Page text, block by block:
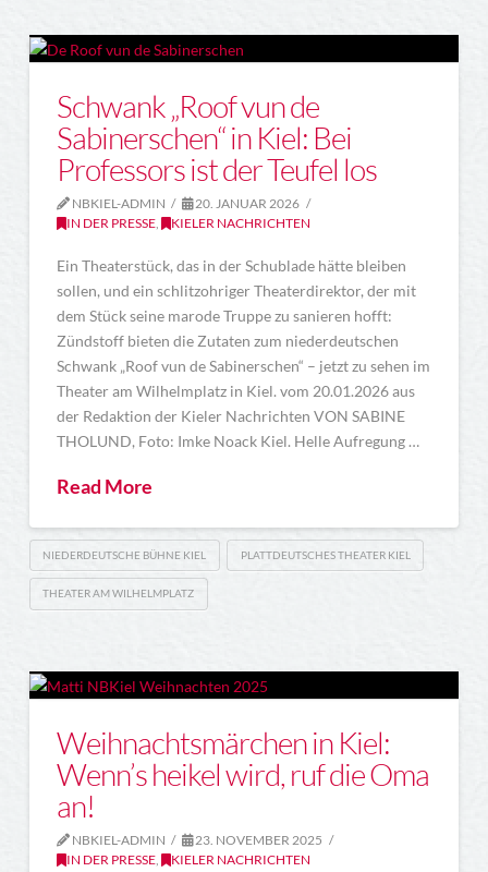
Schwank „Roof vun de
Sabinerschen“ in Kiel: Bei
Professors ist der Teufel los
NBKIEL-ADMIN
20. JANUAR 2026
IN DER PRESSE, KIELER NACHRICHTEN
Ein Theaterstück, das in der Schublade hätte bleiben
sollen, und ein schlitzohriger Theaterdirektor, der mit
dem Stück seine marode Truppe zu sanieren hofft:
Zündstoff bieten die Zutaten zum niederdeutschen
Schwank „Roof vun de Sabinerschen“ – jetzt zu sehen im
Theater am Wilhelmplatz in Kiel. vom 20.01.2026 aus
der Redaktion der Kieler Nachrichten VON SABINE
THOLUND, Foto: Imke Noack Kiel. Helle Aufregung …
Read More
NIEDERDEUTSCHE BÜHNE KIEL PLATTDEUTSCHES THEATER KIEL
THEATER AM WILHELMPLATZ
Weihnachtsmärchen in Kiel:
Wenn’s heikel wird, ruf die Oma
an!
NBKIEL-ADMIN
23. NOVEMBER 2025
IN DER PRESSE, KIELER NACHRICHTEN